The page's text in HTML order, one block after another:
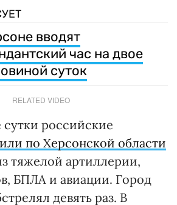
вводят
час на двое
суток
RELATED VIDEO
российские
по Херсонской области
тяжелой артиллерии,
БПЛА и авиации. Город
девять раз. В